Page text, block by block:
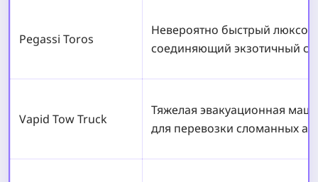
Pegassi Toros
Невероятно быстрый
соединяющий экзотичный
Vapid Tow Truck
Тяжелая эвакуационная
для перевозки сломанных